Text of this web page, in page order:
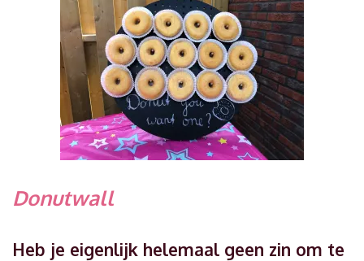
Donutwall
Heb je eigenlijk helemaal geen zin om te